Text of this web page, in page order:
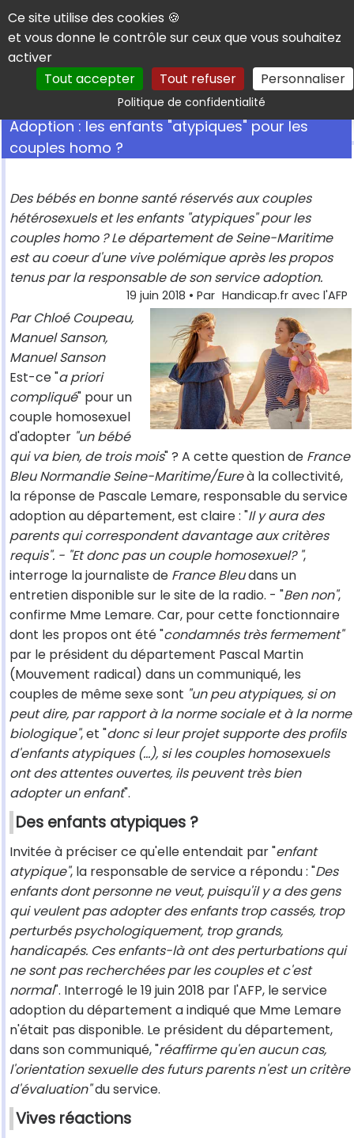
Panneau de gestion des cookies
Ce site utilise des cookies 🍪
et vous donne le contrôle sur ceux que vous souhaitez
activer
Tout accepter
Tout refuser Personnaliser
Politique de confidentialitéRechercher
Adoption : les enfants "atypiques" pour les
couples homo ?
Des bébés en bonne santé réservés aux couples
hétérosexuels et les enfants "atypiques" pour les
couples homo ? Le département de Seine-Maritime
est au coeur d'une vive polémique après les propos
tenus par la responsable de son service adoption.
19 juin 2018 • Par Handicap.fr avec l'AFP
Par Chloé Coupeau,
Manuel Sanson,
Manuel Sanson
Est-ce "a priori
compliqué" pour un
couple homosexuel
d'adopter "un bébé
qui va bien, de trois mois" ? A cette question de France
Bleu Normandie Seine-Maritime/Eureà la collectivité,
la réponse de Pascale Lemare, responsable du service
adoption au département, est claire : "Il y aura des
parents qui correspondent davantage aux critères
requis". - "Et donc pas un couple homosexuel? ",
interroge la journaliste de France Bleudans un
entretien disponible sur le site de la radio. - "Ben non",
confirme Mme Lemare. Car, pour cette fonctionnaire
dont les propos ont été "condamnés très fermement"
par le président du département Pascal Martin
(Mouvement radical) dans un communiqué, les
couples de même sexe sont "un peu atypiques, si on
peut dire, par rapport à la norme sociale et à la norme
biologique", et "donc si leur projet supporte des profils
d'enfants atypiques (...), si les couples homosexuels
ont des attentes ouvertes, ils peuvent très bien
adopter un enfant".
Des enfants atypiques ?
Invitée à préciser ce qu'elle entendait par "enfant
atypique", la responsable de service a répondu : "Des
enfants dont personne ne veut, puisqu'il y a des gens
qui veulent pas adopter des enfants trop cassés, trop
perturbés psychologiquement, trop grands,
handicapés. Ces enfants-là ont des perturbations qui
ne sont pas recherchées par les couples et c'est
normal". Interrogé le 19 juin 2018 par l'AFP, le service
adoption du département a indiqué que Mme Lemare
n'était pas disponible. Le président du département,
dans son communiqué, "réaffirme qu'en aucun cas,
l'orientation sexuelle des futurs parents n'est un critère
d'évaluation"du service.
Vives réactions